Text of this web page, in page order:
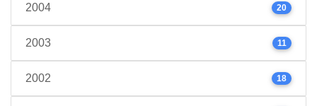
2004 20
2003 11
2002 18